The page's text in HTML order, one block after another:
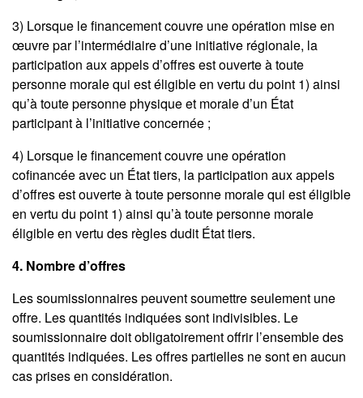
3) Lorsque le financement couvre une opération mise en
œuvre par l’intermédiaire d’une initiative régionale, la
participation aux appels d’offres est ouverte à toute
personne morale qui est éligible en vertu du point 1) ainsi
qu’à toute personne physique et morale d’un État
participant à l’initiative concernée ;
4) Lorsque le financement couvre une opération
cofinancée avec un État tiers, la participation aux appels
d’offres est ouverte à toute personne morale qui est éligible
en vertu du point 1) ainsi qu’à toute personne morale
éligible en vertu des règles dudit État tiers.
4. Nombre d’offres
Les soumissionnaires peuvent soumettre seulement une
offre. Les quantités indiquées sont indivisibles. Le
soumissionnaire doit obligatoirement offrir l’ensemble des
quantités indiquées. Les offres partielles ne sont en aucun
cas prises en considération.